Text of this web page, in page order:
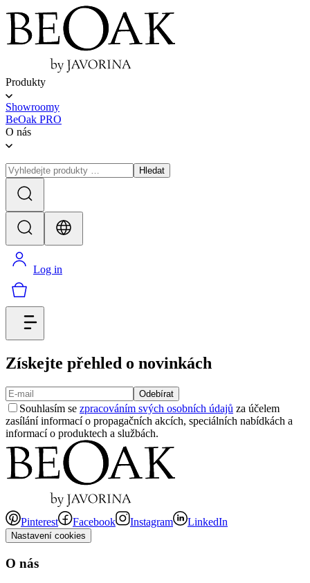
Produkty
Showroomy
BeOak PRO
O nás
Hledat
Log in
Získejte přehled o novinkách
Odebírat
Souhlasím se zpracováním svých osobních údajů za účelem
zasílání informací o propagačních akcích, speciálních nabídkách a
informací o produktech a službách.
Pinterest Facebook Instagram LinkedIn
Nastavení cookies
O nás